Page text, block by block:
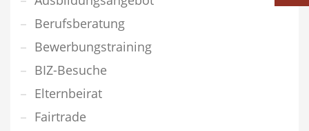
Berufsberatung
Bewerbungstraining
BIZ-Besuche
Elternbeirat
Fairtrade